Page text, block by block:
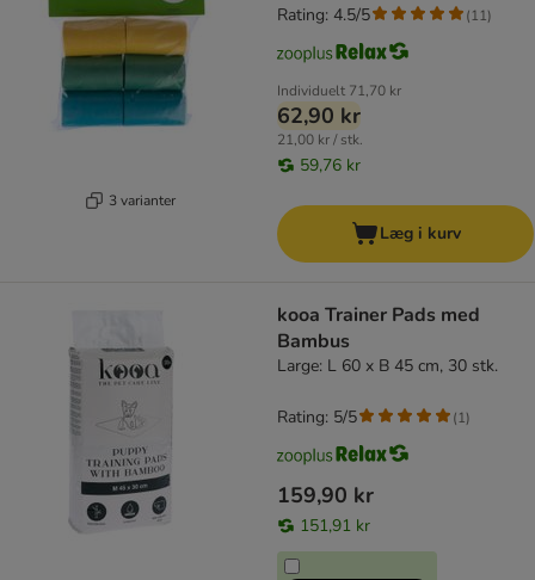
3 varianter
Individuelt 71,70 kr
62,90 kr
21,00 kr / stk.
59,76 kr
Rating: 4.5/5 (11)
Læg i kurv
kooa Trainer Pads med
Bambus
Large: L 60 x B 45 cm, 30 stk.
159,90 kr
151,91 kr
Rating: 5/5 (1)